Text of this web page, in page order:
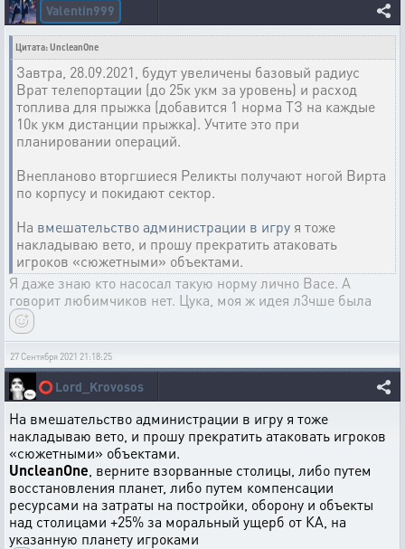
Valentin999
Цитата: UncleanOne
Завтра, 28.09.2021, будут увеличены базовый радиус
Врат телепортации (до 25к укм за уровень) и расход
топлива для прыжка (добавится 1 норма ТЗ на каждые
10к укм дистанции прыжка). Учтите это при
планировании операций.
Внепланово вторгшиеся Реликты получают ногой Вирта
по корпусу и покидают сектор.
На вмешательство администрации в игру я тоже
накладываю вето, и прошу прекратить атаковать
игроков «сюжетными» объектами.
Я даже знаю кто насосал такую норму лично Васе. А
говорит любимчиков нет. Цука, моя ж идея л3чше была
27 Сентября 2021 21:18:25
⭕Lord_Krovosos
На вмешательство администрации в игру я тоже
накладываю вето, и прошу прекратить атаковать игроков
«сюжетными» объектами.
UncleanOne , верните взорванные столицы, либо путем
восстановления планет, либо путем компенсации
ресурсами на затраты на постройки, оборону и объекты
над столицами +25% за моральный ущерб от КА, на
указанную планету игроками